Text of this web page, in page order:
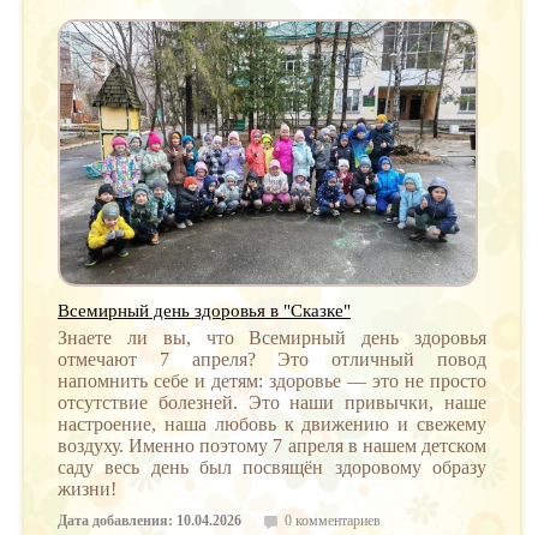
Всемирный день здоровья в "Сказке"
Знаете ли вы, что Всемирный день здоровья
отмечают 7 апреля? Это отличный повод
напомнить себе и детям: здоровье — это не просто
отсутствие болезней. Это наши привычки, наше
настроение, наша любовь к движению и свежему
воздуху. Именно поэтому 7 апреля в нашем детском
саду весь день был посвящён здоровому образу
жизни!
Дата добавления: 10.04.2026 0 комментариев